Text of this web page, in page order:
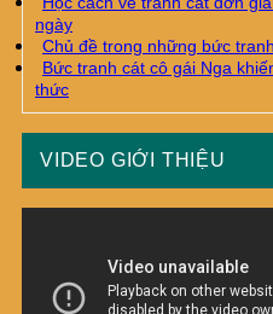
ngày
Chủ đề trong những bức
Bức tranh cát cô gái Nga
thức
VIDEO GIỚI THIỆU